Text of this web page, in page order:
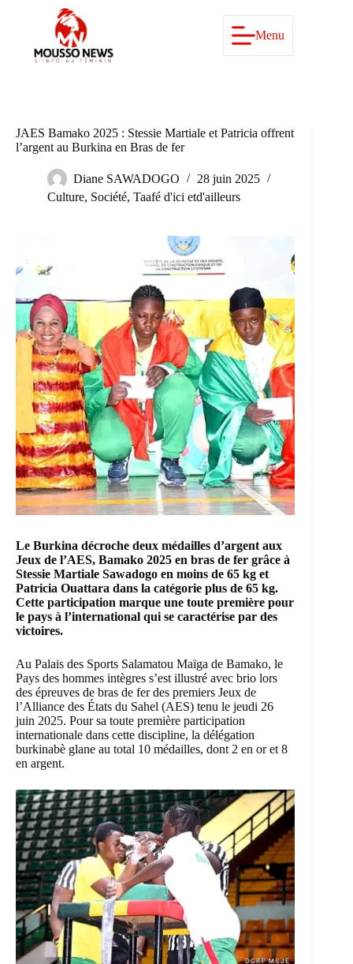
Menu
JAES Bamako 2025 : Stessie Martiale et Patricia offrent
l’argent au Burkina en Bras de fer
Diane SAWADOGO
28 juin 2025
Culture, Société, Taafé d'ici etd'ailleurs
Le Burkina décroche deux médailles d’argent aux
Jeux de l’AES, Bamako 2025 en bras de fer grâce à
Stessie Martiale Sawadogo en moins de 65 kg et
Patricia Ouattara dans la catégorie plus de 65 kg.
Cette participation marque une toute première pour
le pays à l’international qui se caractérise par des
victoires.
Au Palais des Sports Salamatou Maïga de Bamako, le
Pays des hommes intègres s’est illustré avec brio lors
des épreuves de bras de fer des premiers Jeux de
l’Alliance des États du Sahel (AES) tenu le jeudi 26
juin 2025. Pour sa toute première participation
internationale dans cette discipline, la délégation
burkinabè glane au total 10 médailles, dont 2 en or et 8
en argent.